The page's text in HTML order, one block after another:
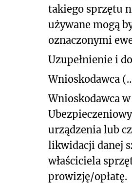
takiego sprzętu
używane mogą
oznaczonymi
Uzupełnienie i
Wnioskodawca
Wnioskodawca
urządzenia lub
likwidacji danej
właściciela
prowizję/opłatę.